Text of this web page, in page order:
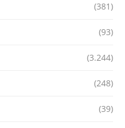
(381)
(93)
(3.244)
(248)
(39)